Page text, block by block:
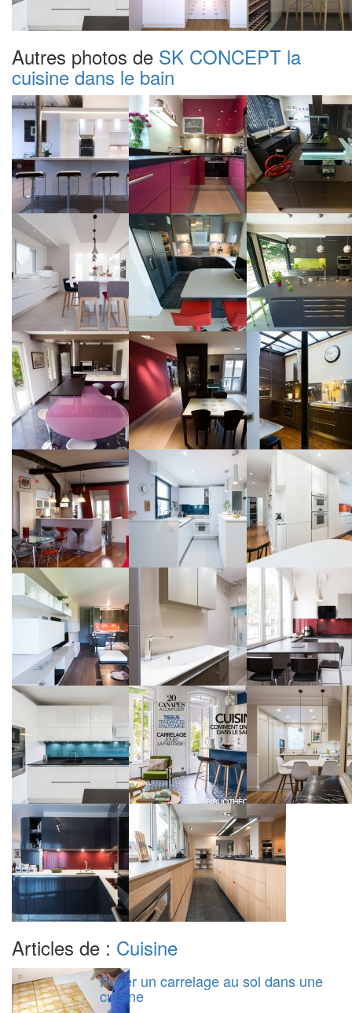
Autres photos de SK CONCEPT la
cuisine dans le bain
Articles de : Cuisine
Poser un carrelage au sol dans une
cuisine